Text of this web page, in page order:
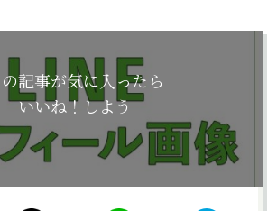
の記事が気に入ったら
いいね！しよう